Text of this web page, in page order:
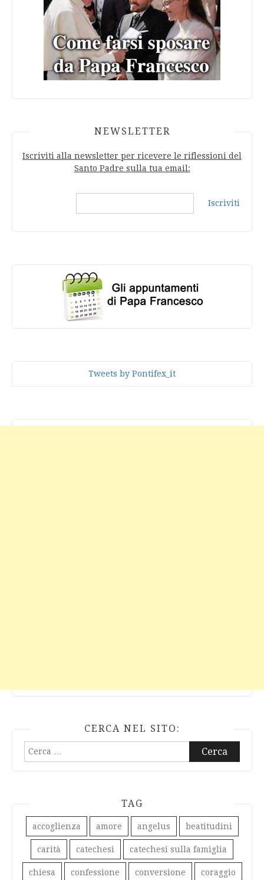
NEWSLETTER
Iscriviti alla newsletter per ricevere le riflessioni del
Santo Padre sulla tua email:
Iscriviti
Tweets by Pontifex_it
CERCA NEL SITO:
Ricerca
per:
TAG
accoglienza amore angelus beatitudini
carità catechesi catechesi sulla famiglia
chiesa confessione conversione coraggio